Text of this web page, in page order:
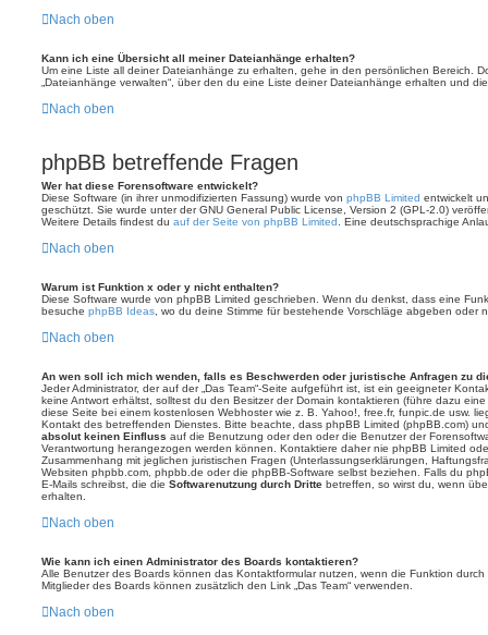
Nach oben
Kann ich eine Übersicht all meiner Dateianhänge erhalten?
Um eine Liste all deiner Dateianhänge zu erhalten, gehe in den persönlichen Bereich.
„Dateianhänge verwalten“, über den du eine Liste deiner Dateianhänge erhalten und
Nach oben
phpBB betreffende Fragen
Wer hat diese Forensoftware entwickelt?
Diese Software (in ihrer unmodifizierten Fassung) wurde von phpBB Limited entwickelt
geschützt. Sie wurde unter der GNU General Public License, Version 2 (GPL-2.0)
Weitere Details findest du auf der Seite von phpBB Limited . Eine deutschsprachige
Nach oben
Warum ist Funktion x oder y nicht enthalten?
Diese Software wurde von phpBB Limited geschrieben. Wenn du denkst, dass eine
besuche phpBB Ideas , wo du deine Stimme für bestehende Vorschläge abgeben oder
Nach oben
An wen soll ich mich wenden, falls es Beschwerden oder juristische Anfragen zu
Jeder Administrator, der auf der „Das Team“-Seite aufgeführt ist, ist ein geeigneter
keine Antwort erhältst, solltest du den Besitzer der Domain kontaktieren (führe dazu eine
diese Seite bei einem kostenlosen Webhoster wie z. B. Yahoo!, free.fr, funpic.de usw.
Kontakt des betreffenden Dienstes. Bitte beachte, dass phpBB Limited (phpBB.com)
absolut keinen Einfluss auf die Benutzung oder den oder die Benutzer der
Verantwortung herangezogen werden können. Kontaktiere daher nie phpBB Limited
Zusammenhang mit jeglichen juristischen Fragen (Unterlassungserklärungen,
Websiten phpbb.com, phpbb.de oder die phpBB-Software selbst beziehen. Falls du
E-Mails schreibst, die die Softwarenutzung durch Dritte betreffen, so wirst du, wenn
erhalten.
Nach oben
Wie kann ich einen Administrator des Boards kontaktieren?
Alle Benutzer des Boards können das Kontaktformular nutzen, wenn die Funktion
Mitglieder des Boards können zusätzlich den Link „Das Team“ verwenden.
Nach oben